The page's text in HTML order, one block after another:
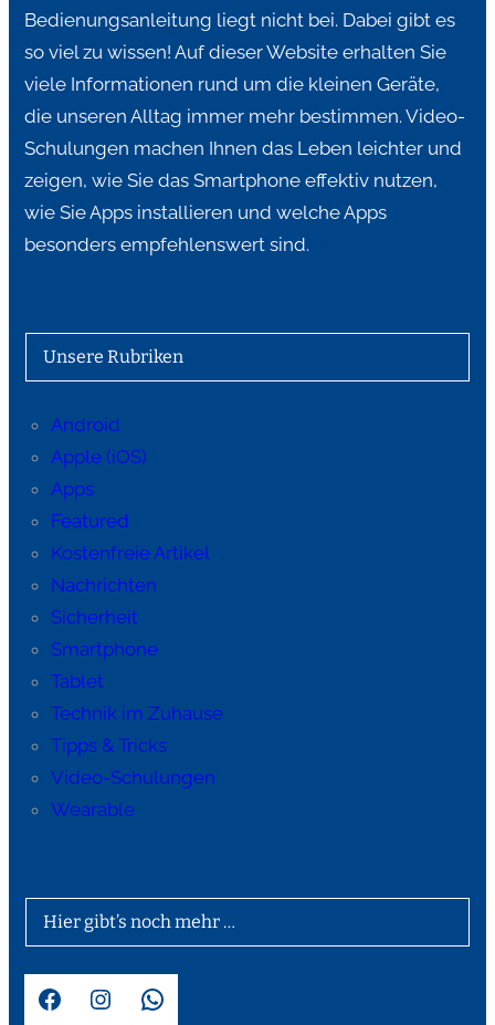
Bedienungsanleitung liegt nicht bei. Dabei gibt es
so viel zu wissen! Auf dieser Website erhalten Sie
viele Informationen rund um die kleinen Geräte,
die unseren Alltag immer mehr bestimmen. Video-
Schulungen machen Ihnen das Leben leichter und
zeigen, wie Sie das Smartphone effektiv nutzen,
wie Sie Apps installieren und welche Apps
besonders empfehlenswert sind.
Unsere Rubriken
Android
Apple (iOS)
Apps
Featured
Kostenfreie Artikel
Nachrichten
Sicherheit
Smartphone
Tablet
Technik im Zuhause
Tipps & Tricks
Video-Schulungen
Wearable
Hier gibt’s noch mehr …
Facebook Instagram WhatsApp